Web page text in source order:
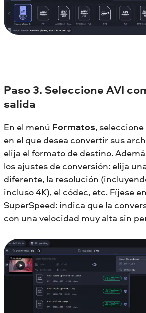
Paso 3. Seleccione AVI
salida
En el menú Formatos,
en el que desea convertir sus
elija el formato de destino.
los ajustes de conversión: elija
diferente, la resolución
incluso 4K), el códec, etc. Fíjese
SuperSpeed: indica que la
con una velocidad muy alta sin